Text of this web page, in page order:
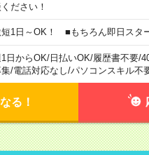
ださい！
短1日～OK！ ■もちろん即日スタ
日からOK/日払いOK/履歴書不要/
/電話対応なし/パソコンスキル不
る！